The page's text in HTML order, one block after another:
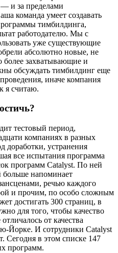
— и за пределами
команда умеет создавать
тимбилдинга,
работодателю. Мы с
уже существующие
абсолютно новые, не
более захватывающие и
обсуждать тимбилдинг еще
иначе компания
я считаю.
тестовый период,
компаниях в разных
доработки, устранения
все испытания программа
программ Catalyst. По ней
больше напоминает
речью каждого
и прочим, по особо сложным
достигать 300 страниц, в
для того, чтобы качество
от качества
Йорке. И сотрудники Catalyst
Сегодня в этом списке 147
программ.